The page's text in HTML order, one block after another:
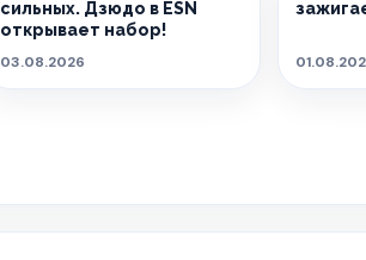
сильных. Дзюдо в ESN
открывает набор!
03.08.2026